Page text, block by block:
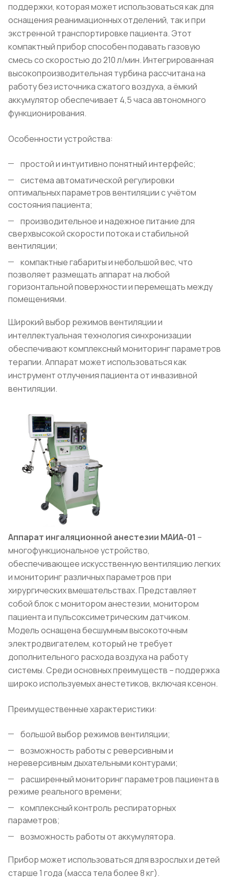
поддержки, которая может использоваться как для
оснащения реанимационных отделений, так и при
экстренной транспортировке пациента. Этот
компактный прибор способен подавать газовую
смесь со скоростью до 210 л/мин. Интегрированная
высокопроизводительная турбина рассчитана на
работу без источника сжатого воздуха, а ёмкий
аккумулятор обеспечивает 4,5 часа автономного
функционирования.
Особенности устройства:
простой и интуитивно понятный интерфейс;
система автоматической регулировки
оптимальных параметров вентиляции с учётом
состояния пациента;
производительное и надежное питание для
сверхвысокой скорости потока и стабильной
вентиляции;
компактные габариты и небольшой вес, что
позволяет размещать аппарат на любой
горизонтальной поверхности и перемещать между
помещениями.
Широкий выбор режимов вентиляции и
интеллектуальная технология синхронизации
обеспечивают комплексный мониторинг параметров
терапии. Аппарат может использоваться как
инструмент отлучения пациента от инвазивной
вентиляции.
Аппарат ингаляционной анестезии МАИА-01 –
многофункциональное устройство,
обеспечивающее искусственную вентиляцию легких
и мониторинг различных параметров при
хирургических вмешательствах. Представляет
собой блок с монитором анестезии, монитором
пациента и пульсоксиметрическим датчиком.
Модель оснащена бесшумным высокоточным
электродвигателем, который не требует
дополнительного расхода воздуха на работу
системы. Среди основных преимуществ – поддержка
широко используемых анестетиков, включая ксенон.
Преимущественные характеристики:
большой выбор режимов вентиляции;
возможность работы с реверсивным и
нереверсивным дыхательными контурами;
расширенный мониторинг параметров пациента в
режиме реального времени;
комплексный контроль респираторных
параметров;
возможность работы от аккумулятора.
Прибор может использоваться для взрослых и детей
старше 1 года (масса тела более 8 кг).